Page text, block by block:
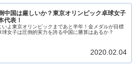
中国は厳しいか？東京オリンピック卓球女子
代表！
いよ東京オリンピックまであと半年！金メダルが目標
球女子は圧倒的実力を誇る中国に勝算はあるか？
2020.02.04